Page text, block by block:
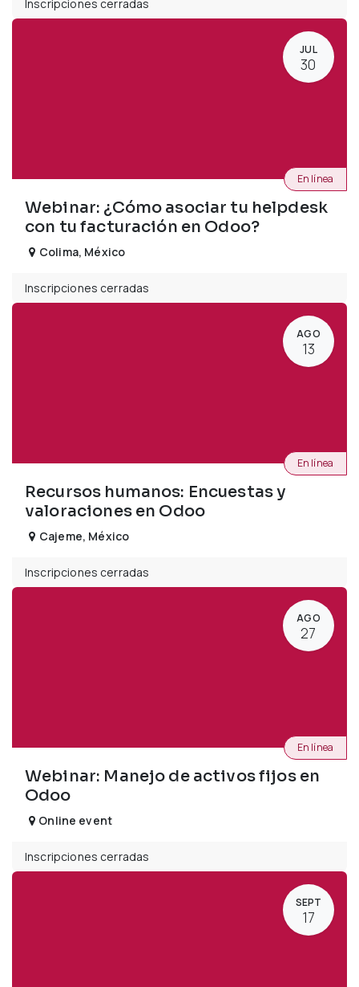
Inscripciones cerradas
JUL
30
Webinar: ¿Cómo asociar tu helpdesk
con tu facturación en Odoo?
En línea
Colima, México
Inscripciones cerradas
AGO
13
Recursos humanos: Encuestas y
valoraciones en Odoo
En línea
Cajeme, México
Inscripciones cerradas
AGO
27
Webinar: Manejo de activos fijos en
Odoo
En línea
Online event
Inscripciones cerradas
SEPT
17